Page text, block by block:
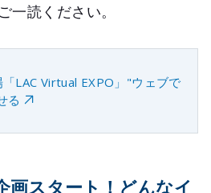
一読ください。
LAC Virtual EXPO」"ウェブで
る
画スタート！どんなイ